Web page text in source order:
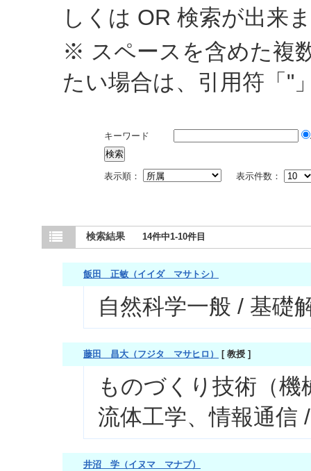
しくは OR 検索が出来
※ スペースを含めた複
たい場合は、引用符「"
キーワード
表示順： 表示件数：
検索結果 14件中1-10件目
飯田 正敏（イイダ マサトシ）
自然科学一般 / 基礎
藤田 昌大（フジタ マサヒロ） [ 教授 ]
ものづくり技術（
流体工学、情報通信
井沼 学（イヌマ マナブ）